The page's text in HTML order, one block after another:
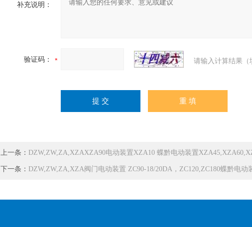
补充说明：
验证码： 请输入计算结果（
上一条： DZW,ZW,ZA,XZAXZA90电动装置XZA10 蝶黔电动装置
下一条： DZW,ZW,ZA,XZA阀门电动装置 ZC90-18/20DA，ZC120,ZC180蝶黔电动